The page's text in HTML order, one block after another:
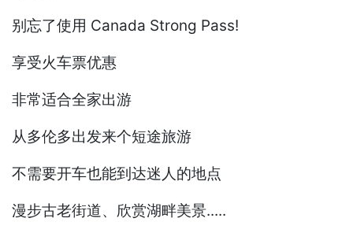
别忘了使用 Canada Strong Pass!
享受火车票优惠
非常适合全家出游
从多伦多出发来个短途旅游
不需要开车也能到达迷人的地点
漫步古老街道、欣赏湖畔美景.....